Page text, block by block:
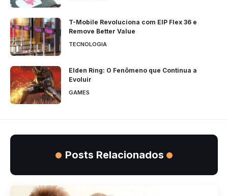
T-Mobile Revoluciona com EIP Flex 36 e
Remove Better Value
TECNOLOGIA
Elden Ring: O Fenômeno que Continua a
Evoluir
GAMES
Posts Relacionados